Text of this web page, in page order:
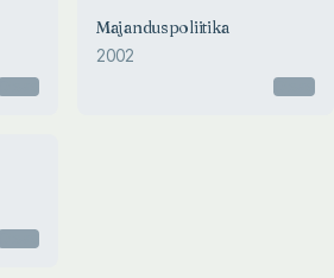
Majanduspoliitika
2002